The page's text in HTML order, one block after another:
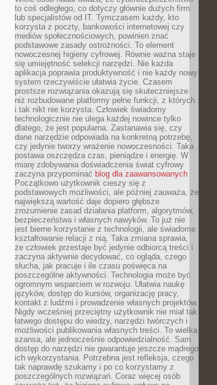
to coś odległego, co dotyczy głównie dużych firm
lub specjalistów od IT. Tymczasem każdy, kto
korzysta z poczty, bankowości internetowej czy
mediów społecznościowych, powinien znać
podstawowe zasady ostrożności. To element
nowoczesnej higieny cyfrowej. Równie ważna staje
się umiejętność selekcji narzędzi. Nie każda
aplikacja poprawia produktywność i nie każdy nowy
system rzeczywiście ułatwia życie. Czasem
prostsze rozwiązania okazują się skuteczniejsze
niż rozbudowane platformy pełne funkcji, z których
i tak nikt nie korzysta. Człowiek świadomy
technologicznie nie ulega każdej nowince tylko
dlatego, że jest popularna. Zastanawia się, czy
dane narzędzie odpowiada na konkretną potrzebę,
czy jedynie tworzy wrażenie nowoczesności. Taka
postawa oszczędza czas, pieniądze i energię. W
miarę zdobywania doświadczenia świat cyfrowy
zaczyna przypominać blog dla zaawansowanych
Początkowo użytkownik cieszy się z
podstawowych możliwości, ale później zauważa, że
największą wartość daje dopiero głębsze
zrozumienie zasad działania platform, algorytmów,
bezpieczeństwa i własnych nawyków. To już nie
jest bierne korzystanie z technologii, ale świadome
kształtowanie relacji z nią. Taka zmiana sprawia,
że człowiek przestaje być jedynie odbiorcą treści i
zaczyna aktywnie decydować, co ogląda, czego
słucha, jak pracuje i ile czasu poświęca na
poszczególne aktywności. Technologia może być
ogromnym wsparciem w rozwoju. Ułatwia naukę
języków, dostęp do kursów, organizację pracy,
kontakt z ludźmi i prowadzenie własnych projektów.
Nigdy wcześniej przeciętny użytkownik nie miał tak
łatwego dostępu do wiedzy, narzędzi twórczych i
możliwości publikowania własnych treści. To wielka
szansa, ale jednocześnie odpowiedzialność. Sam
dostęp do narzędzi nie gwarantuje jeszcze mądrego
ich wykorzystania. Potrzebna jest refleksja, czego
tak naprawdę szukamy i po co korzystamy z
poszczególnych rozwiązań. Coraz więcej osób